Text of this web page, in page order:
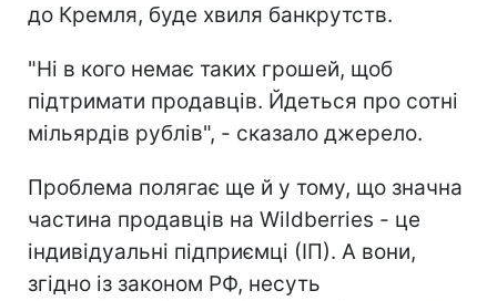
до Кремля, буде хвиля банкрутств.
"Ні в кого немає таких грошей, щоб
підтримати продавців. Йдеться про сотні
мільярдів рублів", - сказало джерело.
Проблема полягає ще й у тому, що значна
частина продавців на Wildberries - це
індивідуальні підприємці (ІП). А вони,
згідно із законом РФ, несуть